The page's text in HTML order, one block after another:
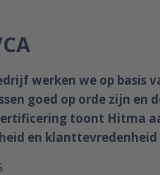
werken we op basis
goed op orde zijn
certificering toont Hitma
en